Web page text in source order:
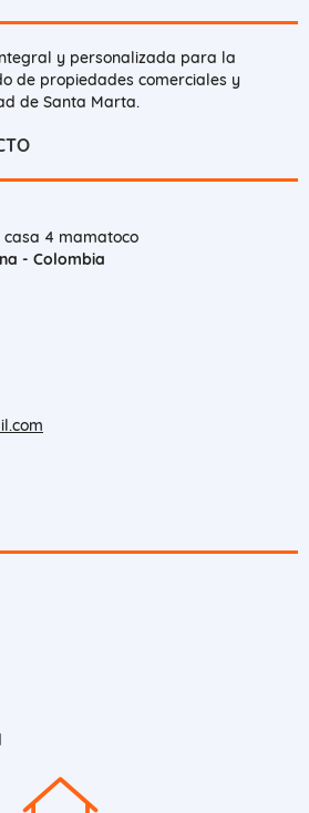
y personalizada para la
de propiedades comerciales y
de Santa Marta.
casa 4 mamatoco
- Colombia